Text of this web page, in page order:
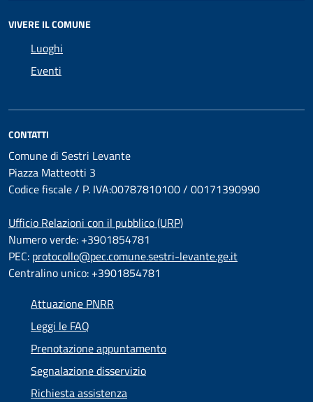
VIVERE IL COMUNE
Luoghi
Eventi
CONTATTI
Comune di Sestri Levante
Piazza Matteotti 3
Codice fiscale / P. IVA:00787810100 / 00171390990
Ufficio Relazioni con il pubblico (URP)
Numero verde: +3901854781
PEC: protocollo@pec.comune.sestri-levante.ge.it
Centralino unico: +3901854781
Attuazione PNRR
Leggi le FAQ
Prenotazione appuntamento
Segnalazione disservizio
Richiesta assistenza